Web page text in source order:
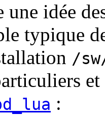
une idée
typique
/
: